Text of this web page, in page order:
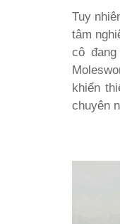
Tuy
tâm
cô
khiển
chuyên